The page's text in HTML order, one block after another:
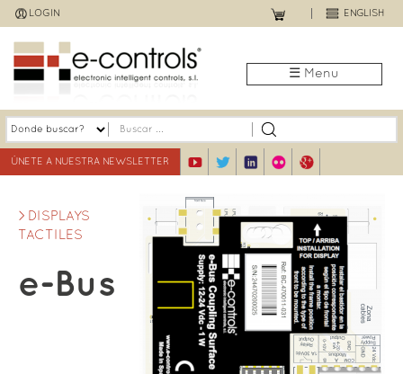
Jump
to
navigation
LOGIN ENGLISH
☰ Menu
ÚNETE A NUESTRA NEWSLETTER
DISPLAYS
TACTILES
e-Bus